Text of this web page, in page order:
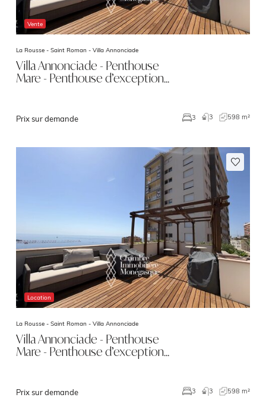
Vente
La Rousse - Saint Roman - Villa Annonciade
Villa Annonciade - Penthouse
Mare - Penthouse d’exception…
Prix sur demande 3 3 598 m²
Location
La Rousse - Saint Roman - Villa Annonciade
Villa Annonciade - Penthouse
Mare - Penthouse d’exception…
Prix sur demande 3 3 598 m²